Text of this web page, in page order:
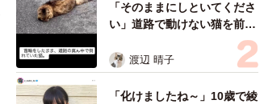
「そのままにしといてくださ
い」道路で動けない猫を前に
返された一言… 懸命に生き
ようとした4日間 「命の重
さはみんな同じ」保護団体代
表の訴え
渡辺 晴子
「化けましたね～」10歳で綾